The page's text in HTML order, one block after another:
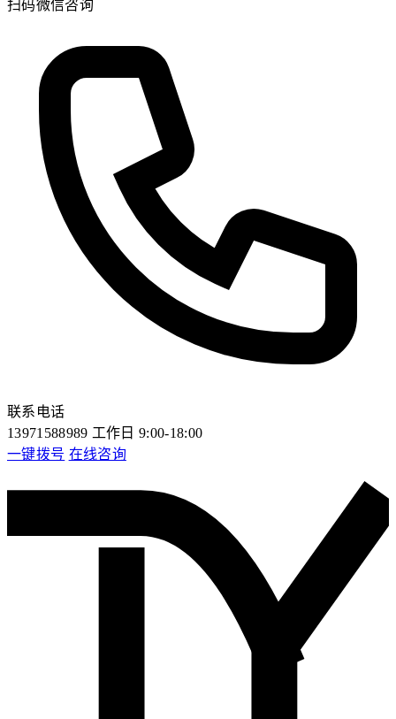
扫码微信咨询
联系电话
13971588989 工作日 9:00-18:00
一键拨号 在线咨询